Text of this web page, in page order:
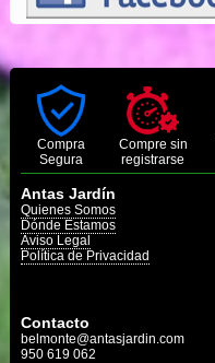
Compra
Segura
Compre sin
registrarse
Antas Jardín
Quienes Somos
Dónde Estamos
Aviso Legal
Política de Privacidad
Contacto
belmonte@antasjardin.com
950 619 062